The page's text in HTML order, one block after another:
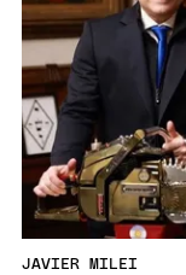
JAVIER MILEI